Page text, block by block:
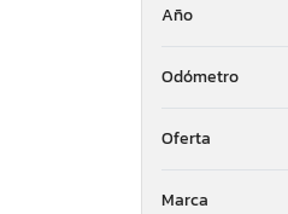
Año
Odómetro
Oferta
Marca